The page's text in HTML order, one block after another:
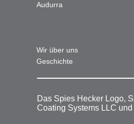
Audurra
Wir über uns
Geschichte
Das Spies Hecker Logo,
Coating Systems LLC